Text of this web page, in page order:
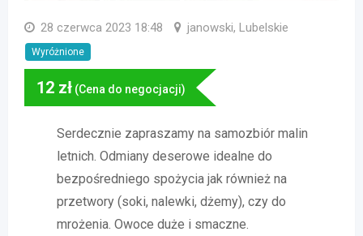
28 czerwca 2023 18:48 janowski, Lubelskie
Wyróżnione
12 zł (Cena do negocjacji)
Serdecznie zapraszamy na samozbiór malin
letnich. Odmiany deserowe idealne do
bezpośredniego spożycia jak również na
przetwory (soki, nalewki, dżemy), czy do
mrożenia. Owoce duże i smaczne.